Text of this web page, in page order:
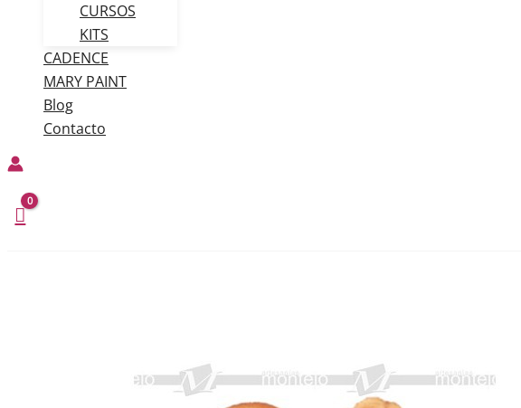
CURSOS
KITS
CADENCE
MARY PAINT
Blog
Contacto